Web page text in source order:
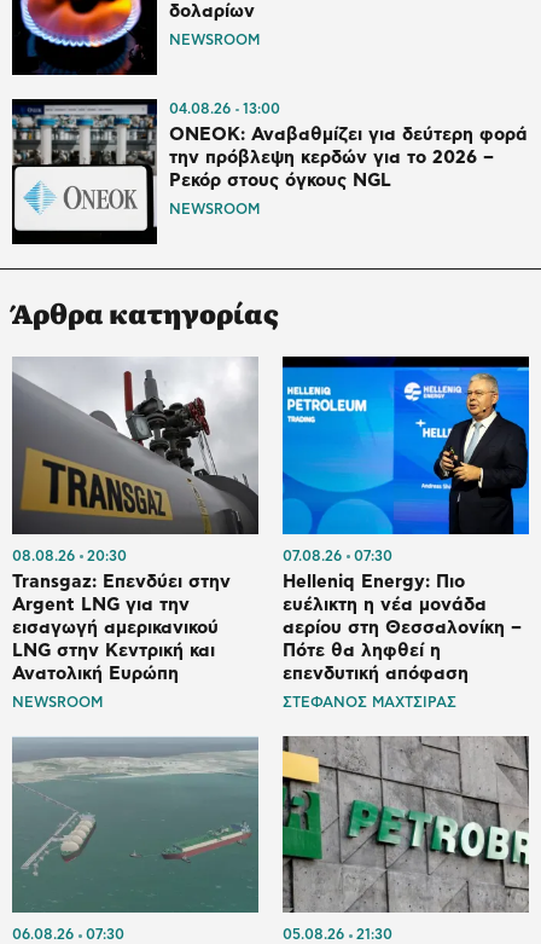
δολαρίων
NEWSROOM
04.08.26 13:00
ONEOK: Αναβαθμίζει για δεύτερη φορά
την πρόβλεψη κερδών για το 2026 –
Ρεκόρ στους όγκους NGL
NEWSROOM
Άρθρα κατηγορίας
08.08.26 20:30
Transgaz: Επενδύει στην
Argent LNG για την
εισαγωγή αμερικανικού
LNG στην Κεντρική και
Ανατολική Ευρώπη
NEWSROOM
07.08.26 07:30
Helleniq Energy: Πιο
ευέλικτη η νέα μονάδα
αερίου στη Θεσσαλονίκη –
Πότε θα ληφθεί η
επενδυτική απόφαση
ΣΤΕΦΑΝΟΣ ΜΑΧΤΣΙΡΑΣ
06.08.26 07:30 05.08.26 21:30